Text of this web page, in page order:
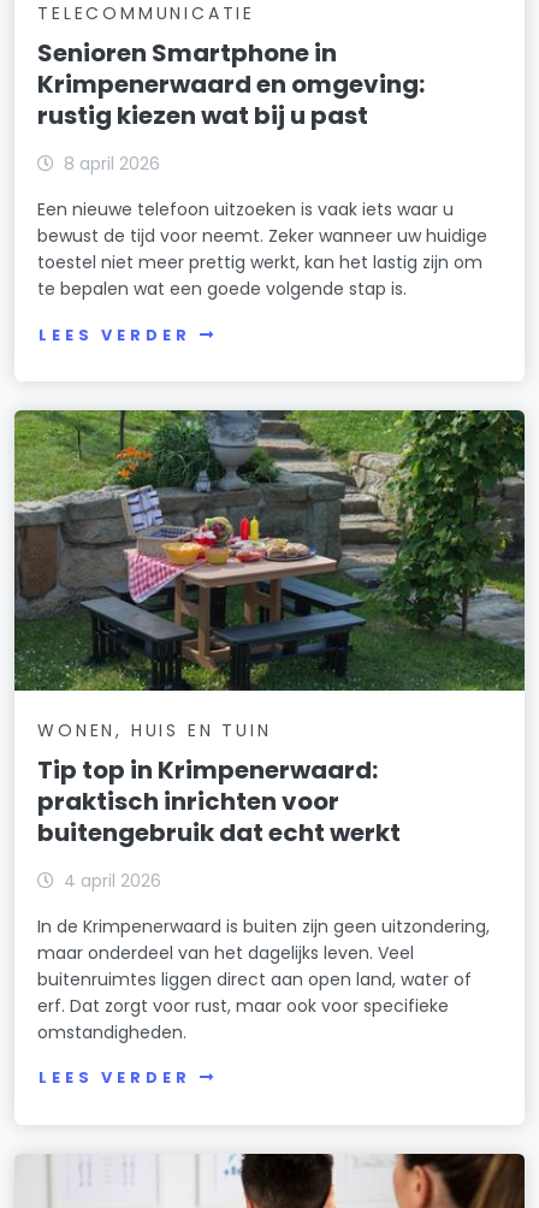
TELECOMMUNICATIE
Senioren Smartphone in
Krimpenerwaard en omgeving:
rustig kiezen wat bij u past
8 april 2026
Een nieuwe telefoon uitzoeken is vaak iets waar u
bewust de tijd voor neemt. Zeker wanneer uw huidige
toestel niet meer prettig werkt, kan het lastig zijn om
te bepalen wat een goede volgende stap is.
LEES VERDER
WONEN, HUIS EN TUIN
Tip top in Krimpenerwaard:
praktisch inrichten voor
buitengebruik dat echt werkt
4 april 2026
In de Krimpenerwaard is buiten zijn geen uitzondering,
maar onderdeel van het dagelijks leven. Veel
buitenruimtes liggen direct aan open land, water of
erf. Dat zorgt voor rust, maar ook voor specifieke
omstandigheden.
LEES VERDER